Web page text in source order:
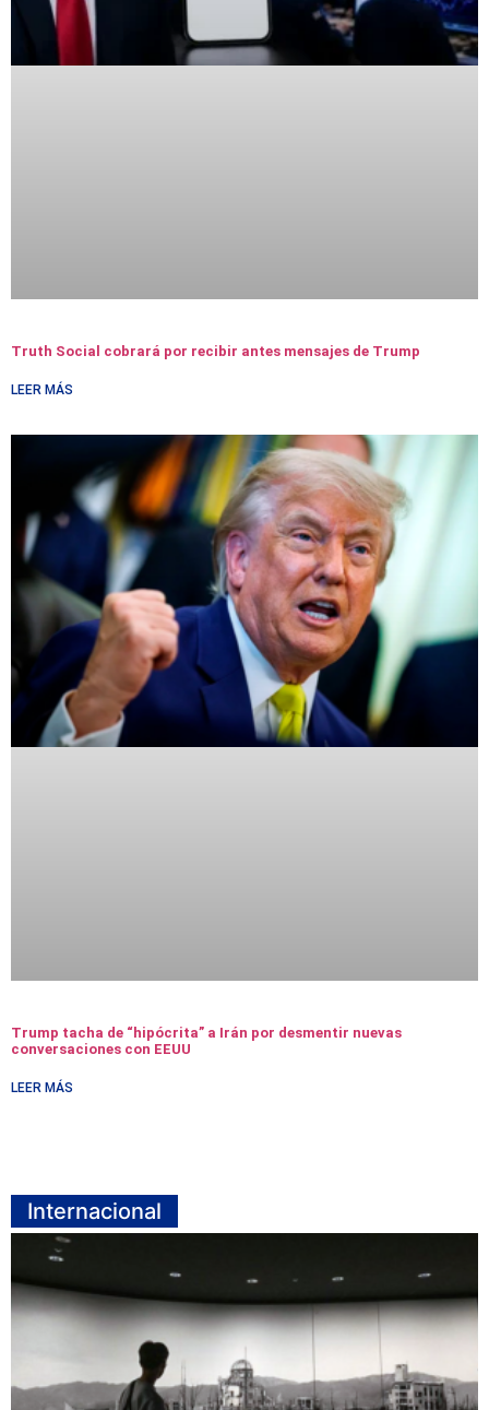
Truth Social cobrará por recibir antes mensajes de Trump
LEER MÁS
Trump tacha de “hipócrita” a Irán por desmentir nuevas
conversaciones con EEUU
LEER MÁS
Internacional